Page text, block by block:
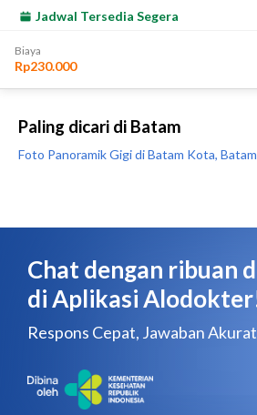
Paling dicari di Batam
Foto Panoramik Gigi di Batam Kota, Batam